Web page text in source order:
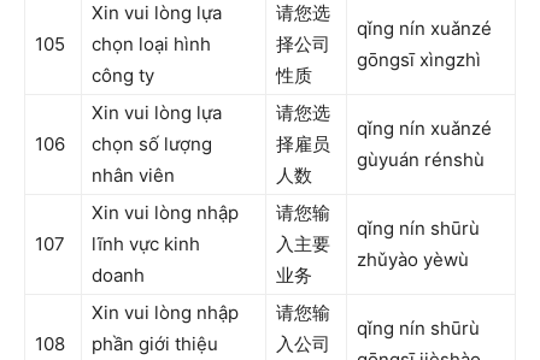
105
Xin vui lòng lựa
chọn loại hình
công ty
请您选
择公司
性质
qǐng nín xuǎnzé
gōngsī xìngzhì
106
Xin vui lòng lựa
chọn số lượng
nhân viên
请您选
择雇员
人数
qǐng nín xuǎnzé
gùyuán rénshù
107
Xin vui lòng nhập
lĩnh vực kinh
doanh
请您输
入主要
业务
qǐng nín shūrù
zhǔyào yèwù
108
Xin vui lòng nhập
phần giới thiệu
请您输
入公司
qǐng nín shūrù